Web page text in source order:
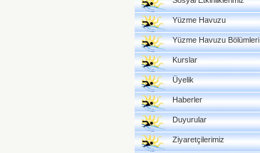
Yüzme Havuzu
Yüzme Havuzu Bölümleri
Kurslar
Üyelik
Haberler
Duyurular
Ziyaretçilerimiz